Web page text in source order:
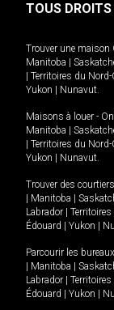
TOUS DROITS
Trouver une maison
Manitoba
Territoires du
Yukon
Nunavut.
Maisons à louer -
Manitoba
Territoires du
Yukon
Nunavut.
Trouver des
Manitoba
Labrador
Édouard
Yukon
Parcourir les
Manitoba
Labrador
Édouard
Yukon